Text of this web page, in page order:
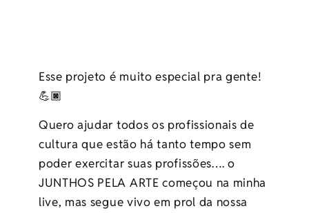
Esse projeto é muito especial pra gente!
💪🏿
Quero ajudar todos os profissionais de
cultura que estão há tanto tempo sem
poder exercitar suas profissões…. o
JUNTHOS PELA ARTE começou na minha
live, mas segue vivo em prol da nossa